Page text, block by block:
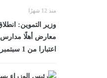
منذ 12 شهرًا
وزير التموين:
اعتبارا من 1 سبتمبر